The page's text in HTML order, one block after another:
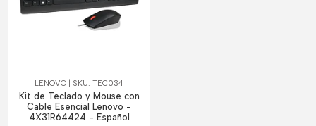
LENOVO | SKU: TEC034
Kit de Teclado y Mouse con
Cable Esencial Lenovo -
4X31R64424 - Español